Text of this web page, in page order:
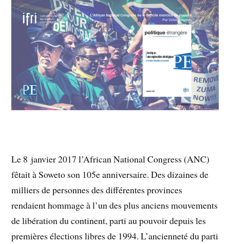
Le 8 janvier 2017 l’African National Congress (ANC)
fêtait à Soweto son 105e anniversaire. Des dizaines de
milliers de personnes des différentes provinces
rendaient hommage à l’un des plus anciens mouvements
de libération du continent, parti au pouvoir depuis les
premières élections libres de 1994. L’ancienneté du parti